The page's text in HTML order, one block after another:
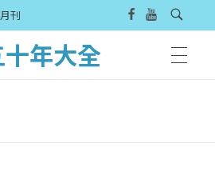
刊
年大全